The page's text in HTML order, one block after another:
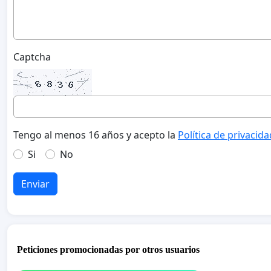
Captcha
Tengo al menos 16 años y acepto la Política de
Si
No
Enviar
Peticiones promocionadas por otros usuarios